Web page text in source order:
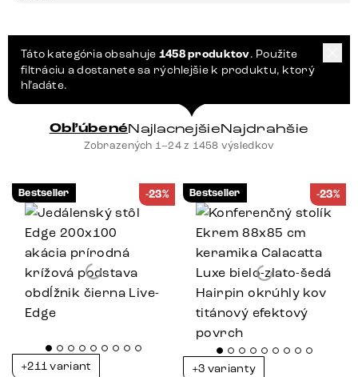
Táto kategória obsahuje 1458 produktov. Použite
filtráciu a dostanete sa rýchlejšie k produktu, ktorý
hľadáte.
ObľúbenéNajlacnejšieNajdrahšie
Zobrazených 1–24 z 1458 výsledkov
Bestseller -23%
+211 variant
Bestseller -23%
+3 varianty